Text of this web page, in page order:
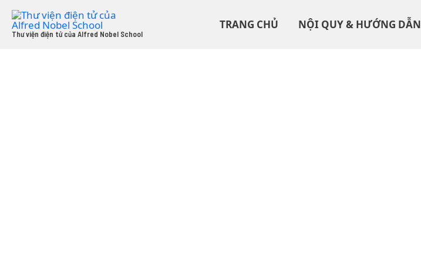
Skip
content
Thư viện điện tử của Alfred Nobel School
TRANG CHỦ NỘI QUY & HƯỚNG DẪN